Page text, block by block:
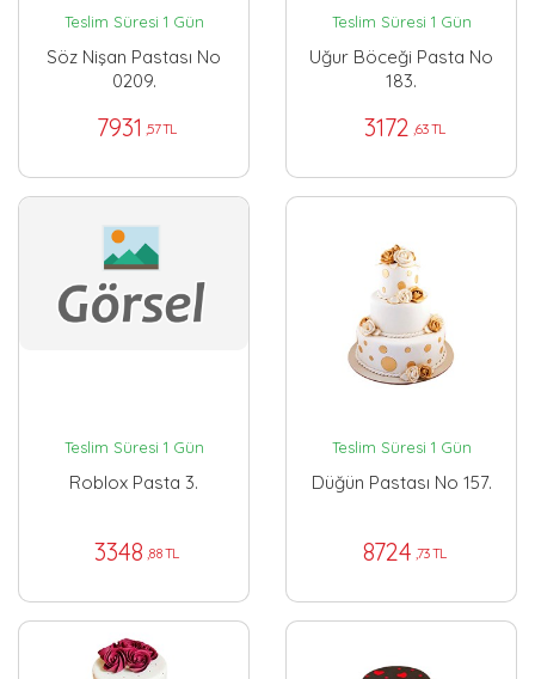
Teslim Süresi 1 Gün
Söz Nişan Pastası No
0209.
7931 ,57 TL
Teslim Süresi 1 Gün
Uğur Böceği Pasta No
183.
3172 ,63 TL
Teslim Süresi 1 Gün
Roblox Pasta 3.
3348 ,88 TL
Teslim Süresi 1 Gün
Düğün Pastası No 157.
8724 ,73 TL